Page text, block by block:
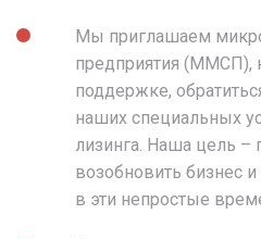
Мы приглашаем
предприятия (ММСП),
поддержке,
наших специальных
лизинга. Наша цель –
возобновить бизнес
в эти непростые